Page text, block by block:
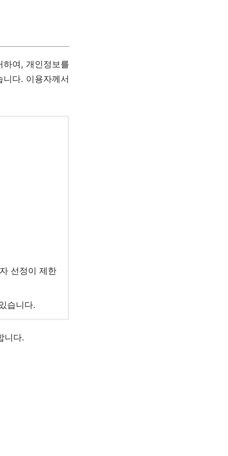
여, 개인정보를
다. 이용자께서
선정이 제한
습니다.
니다.